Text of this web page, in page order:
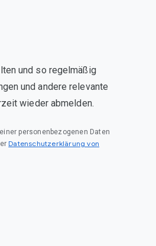
und so regelmäßig
und andere relevante
wieder abmelden.
personenbezogenen Daten
Datenschutzerklärung von